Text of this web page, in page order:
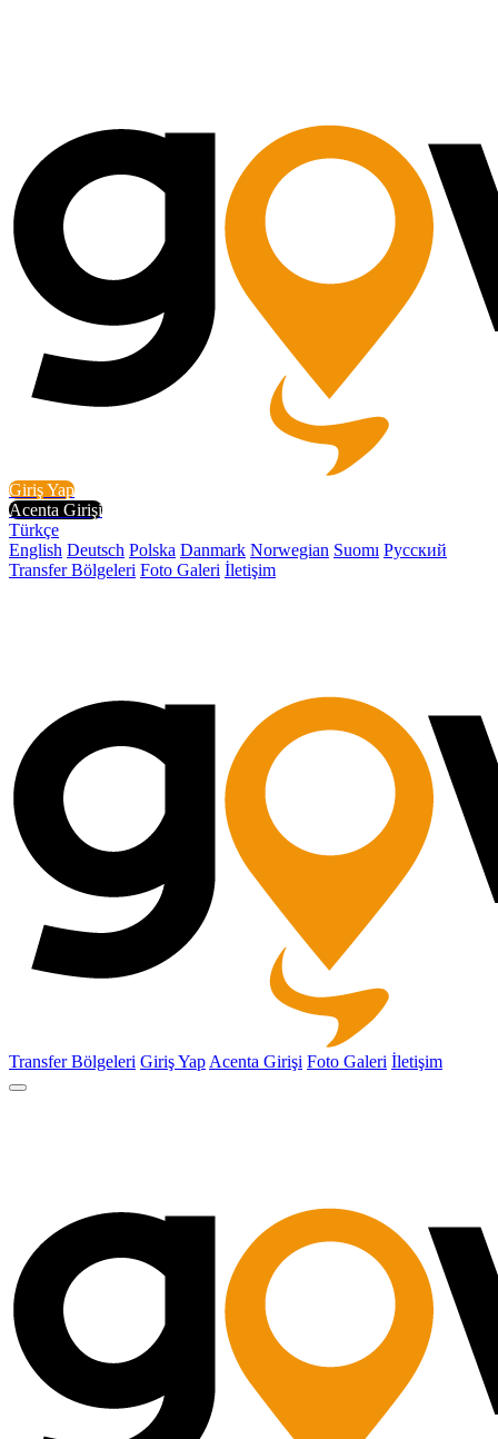
Giriş Yap
Acenta Girişi
Türkçe
English Deutsch Polska Danmark Norwegian Suomı Русский
Transfer Bölgeleri Foto Galeri İletişim
Transfer Bölgeleri Giriş Yap Acenta Girişi Foto Galeri İletişim